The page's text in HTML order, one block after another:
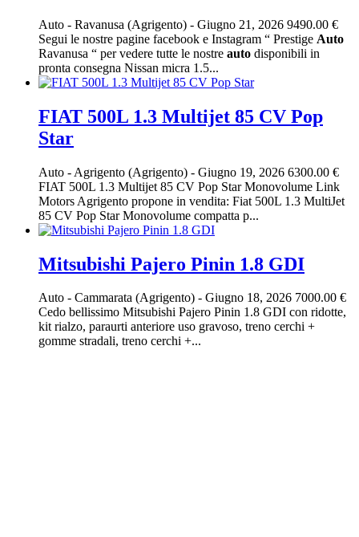
Auto - Ravanusa (Agrigento) - Giugno 21, 2026 9490.00 €
Segui le nostre pagine facebook e Instagram “ Prestige Auto
Ravanusa “ per vedere tutte le nostre auto disponibili in
pronta consegna Nissan micra 1.5...
FIAT 500L 1.3 Multijet 85 CV Pop
Star
Auto - Agrigento (Agrigento) - Giugno 19, 2026 6300.00 €
FIAT 500L 1.3 Multijet 85 CV Pop Star Monovolume Link
Motors Agrigento propone in vendita: Fiat 500L 1.3 MultiJet
85 CV Pop Star Monovolume compatta p...
Mitsubishi Pajero Pinin 1.8 GDI
Auto - Cammarata (Agrigento) - Giugno 18, 2026 7000.00 €
Cedo bellissimo Mitsubishi Pajero Pinin 1.8 GDI con ridotte,
kit rialzo, paraurti anteriore uso gravoso, treno cerchi +
gomme stradali, treno cerchi +...